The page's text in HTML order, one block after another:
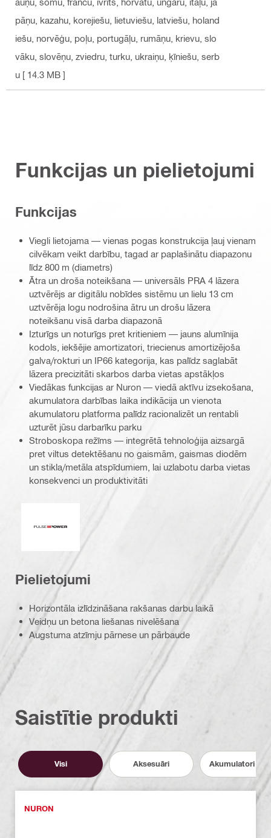
pāņu, kazahu, korejiešu, lietuviešu, latviešu, holand
iešu, norvēģu, poļu, portugāļu, rumāņu, krievu, slo
vāku, slovēņu, zviedru, turku, ukraiņu, ķīniešu, serb
u [ 14.3 MB ]
Funkcijas un pielietojumi
Funkcijas
Viegli lietojama — vienas pogas konstrukcija ļauj vienam
cilvēkam veikt darbību, tagad ar paplašinātu diapazonu
līdz 800 m (diametrs)
Ātra un droša noteikšana — universāls PRA 4 lāzera
uztvērējs ar digitālu nobīdes sistēmu un lielu 13 cm
uztvērēja logu nodrošina ātru un drošu lāzera
noteikšanu visā darba diapazonā
Izturīgs un noturīgs pret kritieniem — jauns alumīnija
kodols, iekšējie amortizatori, triecienus amortizējoša
galva/rokturi un IP66 kategorija, kas palīdz saglabāt
lāzera precizitāti skarbos darba vietas apstākļos
Viedākas funkcijas ar Nuron — viedā aktīvu izsekošana,
akumulatora darbības laika indikācija un vienota
akumulatoru platforma palīdz racionalizēt un rentabli
uzturēt jūsu darbarīku parku
Stroboskopa režīms — integrētā tehnoloģija aizsargā
pret viltus detektēšanu no gaismām, gaismas diodēm
un stikla/metāla atspīdumiem, lai uzlabotu darba vietas
konsekvenci un produktivitāti
Pielietojumi
Horizontāla izlīdzināšana rakšanas darbu laikā
Veidņu un betona liešanas nivelēšana
Augstuma atzīmju pārnese un pārbaude
Saistītie produkti
Visi Aksesuāri Akumulatori un
NURON